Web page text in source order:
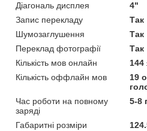
Діагональ дисплея
4"
Запис перекладу
Так
Шумозаглушення
Так
Переклад фотографії
Так
Кількість мов онлайн
144
Кількість оффлайн мов
19
Час роботи на повному
заряді
5-8
Габаритні розміри